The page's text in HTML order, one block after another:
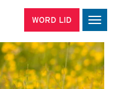
WORD LID